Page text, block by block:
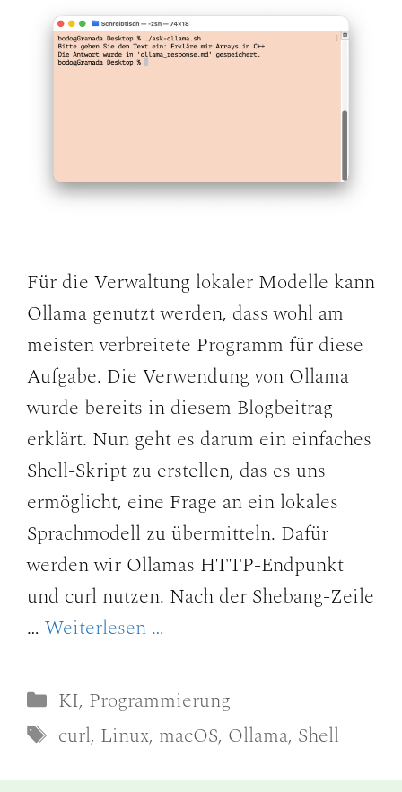
Für die Verwaltung lokaler Modelle kann
Ollama genutzt werden, dass wohl am
meisten verbreitete Programm für diese
Aufgabe. Die Verwendung von Ollama
wurde bereits in diesem Blogbeitrag
erklärt. Nun geht es darum ein einfaches
Shell-Skript zu erstellen, das es uns
ermöglicht, eine Frage an ein lokales
Sprachmodell zu übermitteln. Dafür
werden wir Ollamas HTTP-Endpunkt
und curl nutzen. Nach der Shebang-Zeile
… Weiterlesen …
Kategorien
KI, Programmierung
Schlagwörter
curl, Linux, macOS, Ollama, Shell